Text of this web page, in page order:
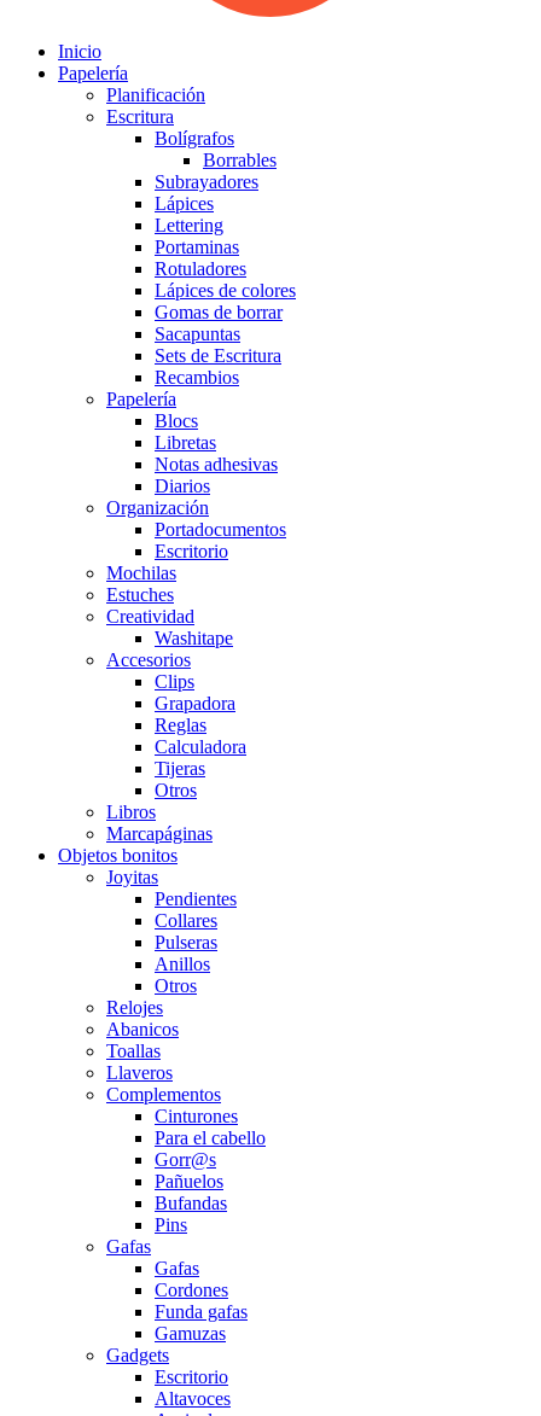
Inicio
Papelería
Planificación
Escritura
Bolígrafos
Borrables
Subrayadores
Lápices
Lettering
Portaminas
Rotuladores
Lápices de colores
Gomas de borrar
Sacapuntas
Sets de Escritura
Recambios
Papelería
Blocs
Libretas
Notas adhesivas
Diarios
Organización
Portadocumentos
Escritorio
Mochilas
Estuches
Creatividad
Washitape
Accesorios
Clips
Grapadora
Reglas
Calculadora
Tijeras
Otros
Libros
Marcapáginas
Objetos bonitos
Joyitas
Pendientes
Collares
Pulseras
Anillos
Otros
Relojes
Abanicos
Toallas
Llaveros
Complementos
Cinturones
Para el cabello
Gorr@s
Pañuelos
Bufandas
Pins
Gafas
Gafas
Cordones
Funda gafas
Gamuzas
Gadgets
Escritorio
Altavoces